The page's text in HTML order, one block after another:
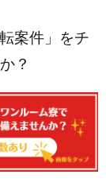
案件」をチ
？